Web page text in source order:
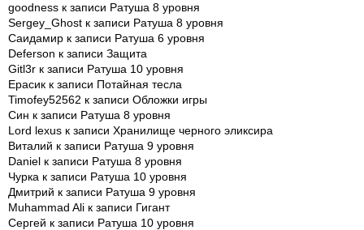
goodness к записи Ратуша 8 уровня
Sergey_Ghost к записи Ратуша 8 уровня
Саидамир к записи Ратуша 6 уровня
Deferson к записи Защита
Gitl3r к записи Ратуша 10 уровня
Ерасик к записи Потайная тесла
Timofey52562 к записи Обложки игры
Син к записи Ратуша 8 уровня
Lord lexus к записи Хранилище черного эликсира
Виталий к записи Ратуша 9 уровня
Daniel к записи Ратуша 8 уровня
Чурка к записи Ратуша 10 уровня
Дмитрий к записи Ратуша 9 уровня
Muhammad Ali к записи Гигант
Сергей к записи Ратуша 10 уровня